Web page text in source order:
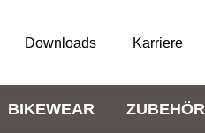
Downloads Karriere
BIKEWEAR ZUBEHÖR